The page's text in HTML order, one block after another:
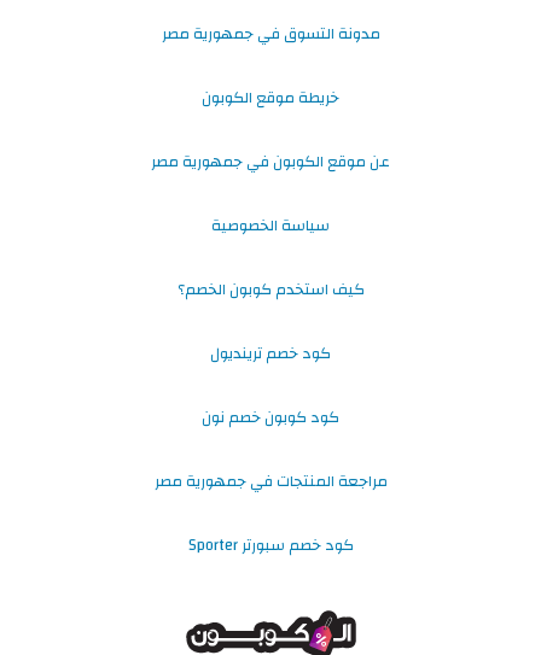
مدونة التسوق في جمهورية مصر
خريطة موقع الكوبون
عن موقع الكوبون في جمهورية مصر
سياسة الخصوصية
كيف استخدم كوبون الخصم؟
كود خصم ترينديول
كود كوبون خصم نون
مراجعة المنتجات في جمهورية مصر
كود خصم سبورتر Sporter